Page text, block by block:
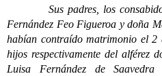
Sus padres, los consabidos
Fernández Feo Figueroa y doña
habían contraído matrimonio el 2
hijos respectivamente del alférez
Luisa Fernández de